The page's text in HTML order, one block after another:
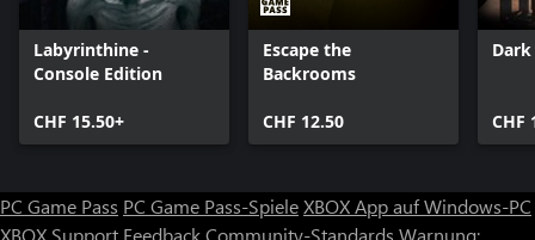
Labyrinthine -
Console Edition
CHF 15.50+
Escape the
Backrooms
CHF 12.50 CHF
PC Game Pass PC Game Pass-SpieleXBOX App auf Windows-PC
XBOX Support FeedbackCommunity-Standards Warnung: